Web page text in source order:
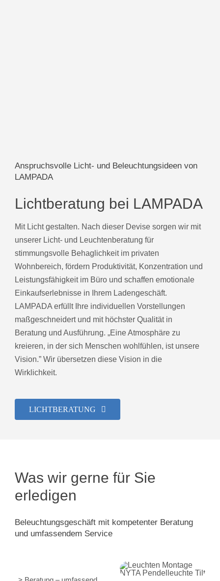
Anspruchsvolle Licht- und Beleuchtungsideen von
LAMPADA
Lichtberatung bei LAMPADA
Mit Licht gestalten. Nach dieser Devise sorgen wir mit
unserer Licht- und Leuchtenberatung für
stimmungsvolle Behaglichkeit im privaten
Wohnbereich, fördern Produktivität, Konzentration und
Leistungsfähigkeit im Büro und schaffen emotionale
Einkaufserlebnisse in Ihrem Ladengeschäft.
LAMPADA erfüllt Ihre individuellen Vorstellungen
maßgeschneidert und mit höchster Qualität in
Beratung und Ausführung. „Eine Atmosphäre zu
kreieren, in der sich Menschen wohlfühlen, ist unsere
Vision.” Wir übersetzen diese Vision in die
Wirklichkeit.
LICHTBERATUNG
Was wir gerne für Sie
erledigen
Beleuchtungsgeschäft mit kompetenter Beratung
und umfassendem Service